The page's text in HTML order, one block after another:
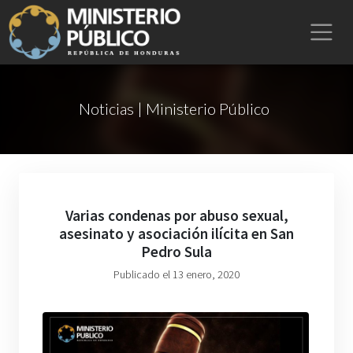
Noticias | Ministerio Público
Varias condenas por abuso sexual,
asesinato y asociación ilícita en San
Pedro Sula
Publicado el 13 enero, 2020